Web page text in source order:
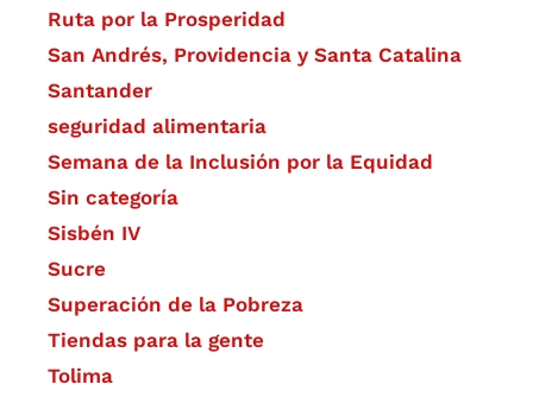
Ruta por la Prosperidad
San Andrés, Providencia y Santa Catalina
Santander
seguridad alimentaria
Semana de la Inclusión por la Equidad
Sin categoría
Sisbén IV
Sucre
Superación de la Pobreza
Tiendas para la gente
Tolima